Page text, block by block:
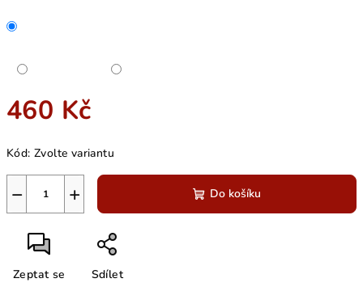
460 Kč
cena:
Kód: Zvolte variantu
+
− Do košíku
Zeptat se Sdílet